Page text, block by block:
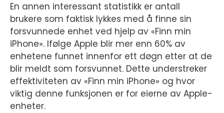
En annen interessant statistikk er antall
brukere som faktisk lykkes med å finne sin
forsvunnede enhet ved hjelp av «Finn min
iPhone». Ifølge Apple blir mer enn 60% av
enhetene funnet innenfor ett døgn etter at de
blir meldt som forsvunnet. Dette understreker
effektiviteten av «Finn min iPhone» og hvor
viktig denne funksjonen er for eierne av Apple-
enheter.